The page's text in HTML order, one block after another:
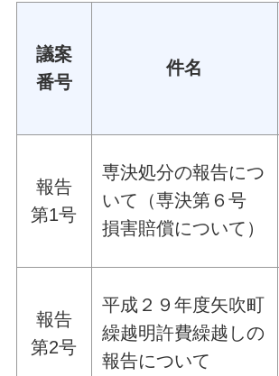
議案
番号
件名
報告
第1号
専決処分の報告につ
いて（専決第６号
損害賠償について）
報告
第2号
平成２９年度矢吹町
繰越明許費繰越しの
報告について